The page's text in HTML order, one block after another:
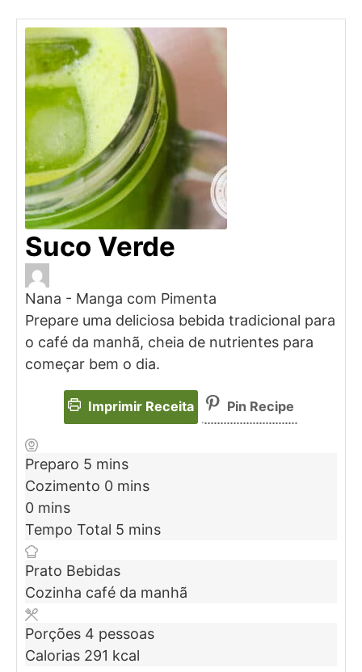
Suco Verde
Nana - Manga com Pimenta
Prepare uma deliciosa bebida tradicional para
o café da manhã, cheia de nutrientes para
começar bem o dia.
Imprimir Receita Pin Recipe
Preparo 5 mins
Cozimento 0 mins
0 mins
Tempo Total 5 mins
Prato Bebidas
Cozinha café da manhã
Porções 4 pessoas
Calorias 291 kcal